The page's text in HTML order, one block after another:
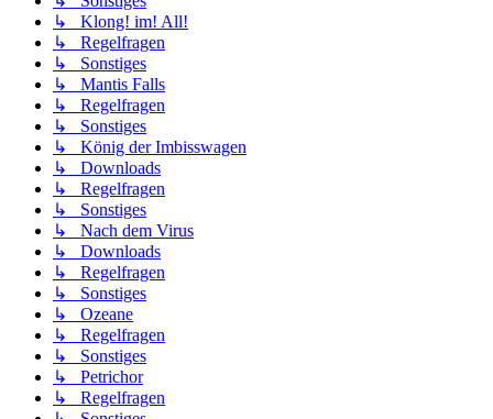
↳ Klong! im! All!
↳ Regelfragen
↳ Sonstiges
↳ Mantis Falls
↳ Regelfragen
↳ Sonstiges
↳ König der Imbisswagen
↳ Downloads
↳ Regelfragen
↳ Sonstiges
↳ Nach dem Virus
↳ Downloads
↳ Regelfragen
↳ Sonstiges
↳ Ozeane
↳ Regelfragen
↳ Sonstiges
↳ Petrichor
↳ Regelfragen